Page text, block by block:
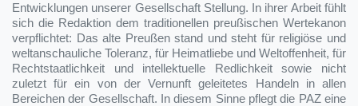
Entwicklungen unserer Gesellschaft Stellung. In ihrer Arbeit fühlt
sich die Redaktion dem traditionellen preußischen Wertekanon
verpflichtet: Das alte Preußen stand und steht für religiöse und
weltanschauliche Toleranz, für Heimatliebe und Weltoffenheit, für
Rechtstaatlichkeit und intellektuelle Redlichkeit sowie nicht
zuletzt für ein von der Vernunft geleitetes Handeln in allen
Bereichen der Gesellschaft. In diesem Sinne pflegt die PAZ eine